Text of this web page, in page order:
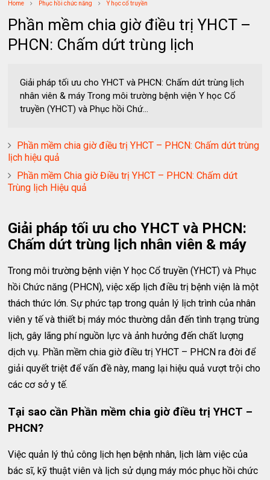
Home Phục hồi chức năng Y học cổ truyền
Phần mềm chia giờ điều trị YHCT –
PHCN: Chấm dứt trùng lịch
Giải pháp tối ưu cho YHCT và PHCN: Chấm dứt trùng lịch
nhân viên & máy Trong môi trường bệnh viện Y học Cổ
truyền (YHCT) và Phục hồi Chứ...
Phần mềm chia giờ điều trị YHCT – PHCN: Chấm dứt trùng
lịch hiệu quả
Phần mềm Chia giờ Điều trị YHCT – PHCN: Chấm dứt
Trùng lịch Hiệu quả
Giải pháp tối ưu cho YHCT và PHCN:
Chấm dứt trùng lịch nhân viên & máy
Trong môi trường bệnh viện Y học Cổ truyền (YHCT) và Phục
hồi Chức năng (PHCN), việc xếp lịch điều trị bệnh viện là một
thách thức lớn. Sự phức tạp trong quản lý lịch trình của nhân
viên y tế và thiết bị máy móc thường dẫn đến tình trạng trùng
lịch, gây lãng phí nguồn lực và ảnh hưởng đến chất lượng
dịch vụ. Phần mềm chia giờ điều trị YHCT – PHCN ra đời để
giải quyết triệt để vấn đề này, mang lại hiệu quả vượt trội cho
các cơ sở y tế.
Tại sao cần Phần mềm chia giờ điều trị YHCT –
PHCN?
Việc quản lý thủ công lịch hẹn bệnh nhân, lịch làm việc của
bác sĩ, kỹ thuật viên và lịch sử dụng máy móc phục hồi chức